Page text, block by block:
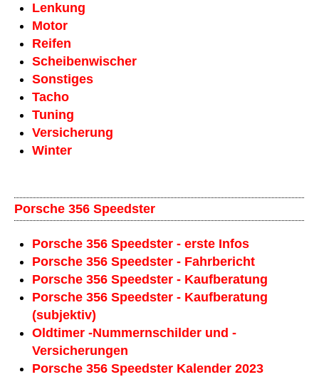
Lenkung
Motor
Reifen
Scheiben­wischer
Sonstiges
Tacho
Tuning
Versicherung
Winter
Porsche 356 Speedster
Porsche 356 Speedster - erste Infos
Porsche 356 Speedster - Fahrbericht
Porsche 356 Speedster - Kaufberatung
Porsche 356 Speedster - Kaufberatung
(subjektiv)
Oldtimer -Nummernschilder und -
Versicherungen
Porsche 356 Speedster Kalender 2023